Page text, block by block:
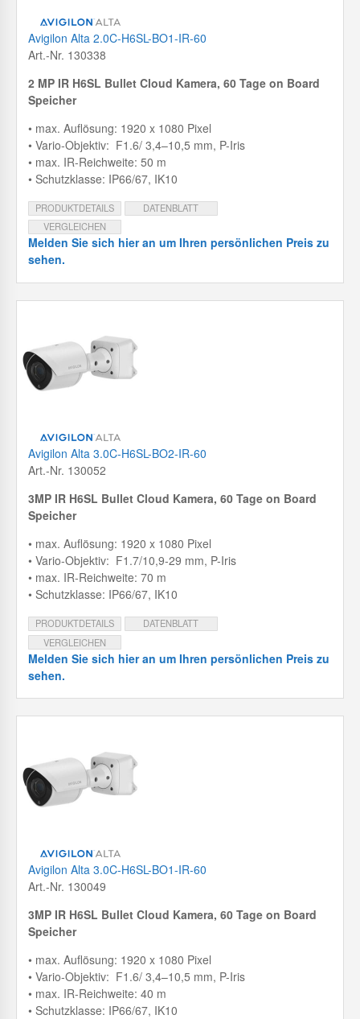
Avigilon Alta 2.0C-H6SL-BO1-IR-60
Art.-Nr. 130338
2 MP IR H6SL Bullet Cloud Kamera, 60 Tage on Board
Speicher
• max. Auflösung: 1920 x 1080 Pixel
• Vario-Objektiv: F1.6/ 3,4–10,5 mm, P-Iris
• max. IR-Reichweite: 50 m
• Schutzklasse: IP66/67, IK10
PRODUKTDETAILS
DATENBLATT
VERGLEICHEN
Melden Sie sich hier an um Ihren persönlichen Preis zu
sehen.
Avigilon Alta 3.0C-H6SL-BO2-IR-60
Art.-Nr. 130052
3MP IR H6SL Bullet Cloud Kamera, 60 Tage on Board
Speicher
• max. Auflösung: 1920 x 1080 Pixel
• Vario-Objektiv: F1.7/10,9-29 mm, P-Iris
• max. IR-Reichweite: 70 m
• Schutzklasse: IP66/67, IK10
PRODUKTDETAILS
DATENBLATT
VERGLEICHEN
Melden Sie sich hier an um Ihren persönlichen Preis zu
sehen.
Avigilon Alta 3.0C-H6SL-BO1-IR-60
Art.-Nr. 130049
3MP IR H6SL Bullet Cloud Kamera, 60 Tage on Board
Speicher
• max. Auflösung: 1920 x 1080 Pixel
• Vario-Objektiv: F1.6/ 3,4–10,5 mm, P-Iris
• max. IR-Reichweite: 40 m
• Schutzklasse: IP66/67, IK10